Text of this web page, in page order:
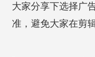
大家分享下选择广
准，避免大家在剪